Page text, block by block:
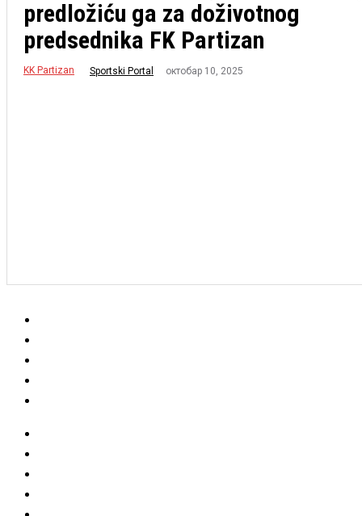
predložiću ga za doživotnog
predsednika FK Partizan
KK Partizan Sportski Portal октобар 10, 2025